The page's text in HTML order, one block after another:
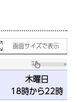
画面サイズで表示
木曜日
18時から22時